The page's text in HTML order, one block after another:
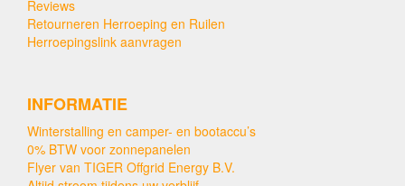
Reviews
Retourneren Herroeping en Ruilen
Herroepingslink aanvragen
INFORMATIE
Winterstalling en camper- en bootaccu’s
0% BTW voor zonnepanelen
Flyer van TIGER Offgrid Energy B.V.